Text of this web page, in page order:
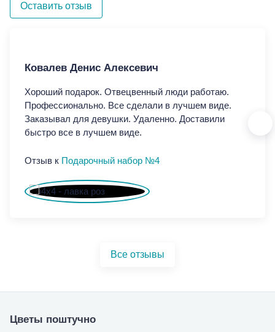
Оставить отзыв
Ковалев Денис Алексевич
Хороший подарок. Отвецвенный люди работаю.
Профессионально. Все сделали в лучшем виде.
Заказывал для девушки. Удаленно. Доставили
быстро все в лучшем виде.
Отзыв к Подарочный набор №4
Все отзывы
Цветы поштучно